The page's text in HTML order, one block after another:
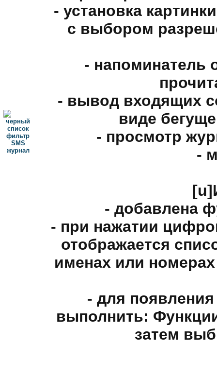
- установка
с выбором
- напоминатель
- вывод входящих
виде
- просмотр
-
- добавлена
- при нажатии
отображается
именах или
- для
выполнить:
затем